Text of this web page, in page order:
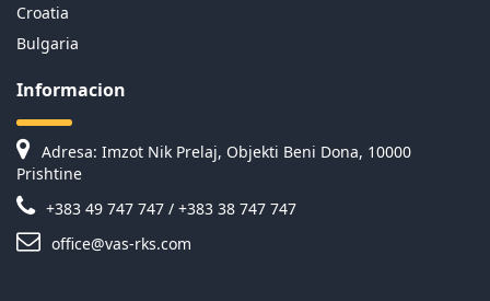
Croatia
Bulgaria
Informacion
Adresa: Imzot Nik Prelaj, Objekti Beni Dona, 10000
Prishtine
+383 49 747 747 / +383 38 747 747
office@vas-rks.com